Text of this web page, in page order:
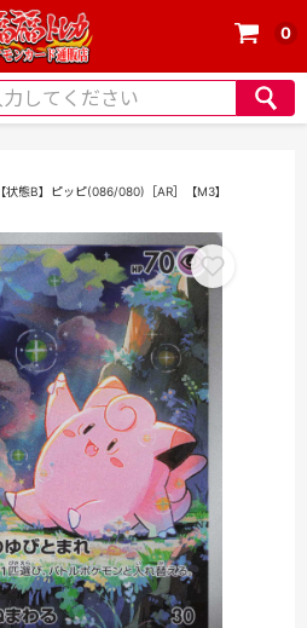
0
【状態B】ピッピ(086/080)［AR］【M3】